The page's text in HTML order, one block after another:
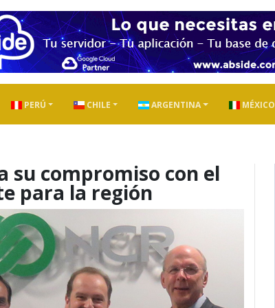
PERÚ CHILE ARGENTINA MÉXICO
su compromiso con el
para la región